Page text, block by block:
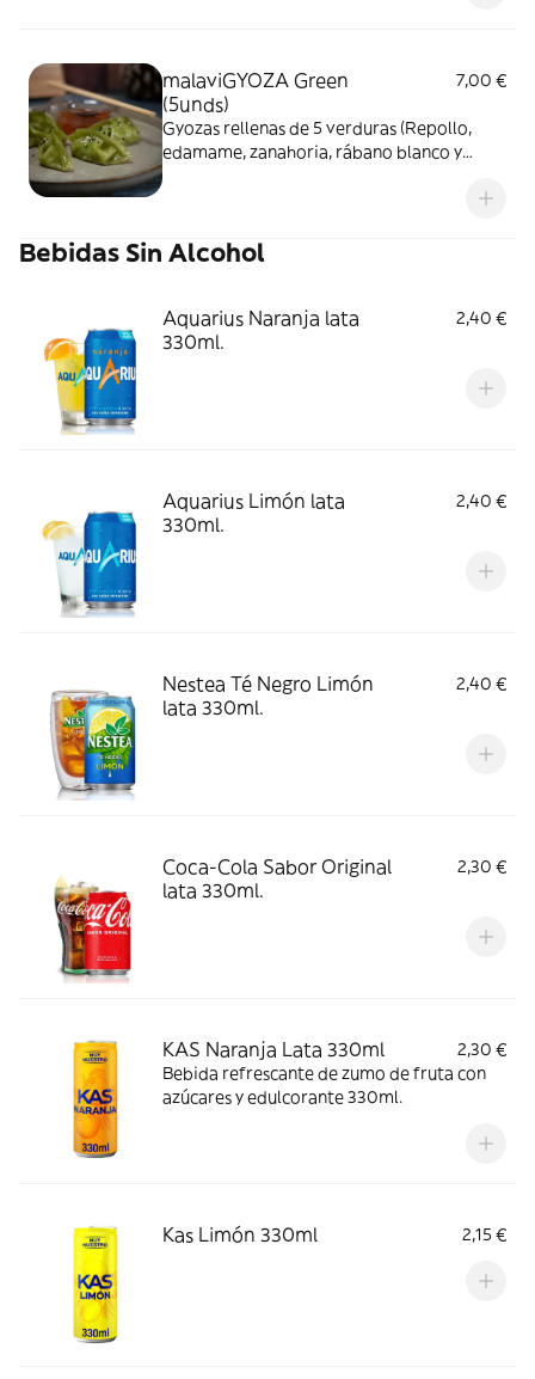
malaviGYOZA Green
(5unds)
7,00 €
Gyozas rellenas de 5 verduras (Repollo,
edamame, zanahoria, rábano blanco y
Bebidas Sin Alcohol
Aquarius Naranja lata
330ml.
2,40 €
Aquarius Limón lata
330ml.
2,40 €
Nestea Té Negro Limón
lata 330ml.
2,40 €
Coca-Cola Sabor Original
lata 330ml.
2,30 €
KAS Naranja Lata 330ml
2,30 €
Bebida refrescante de zumo de fruta con
azúcares y edulcorante 330ml.
Kas Limón 330ml 2,15 €